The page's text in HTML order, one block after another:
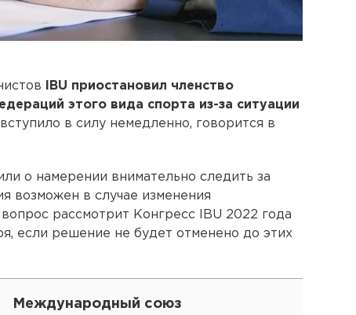
IBU приостановил членство
этого вида спорта из-за ситуации
в силу немедленно, говорится в
о намерении внимательно следить за
возможен в случае изменения
рассмотрит Конгресс IBU 2022 года
если решение не будет отменено до этих
Международный союз